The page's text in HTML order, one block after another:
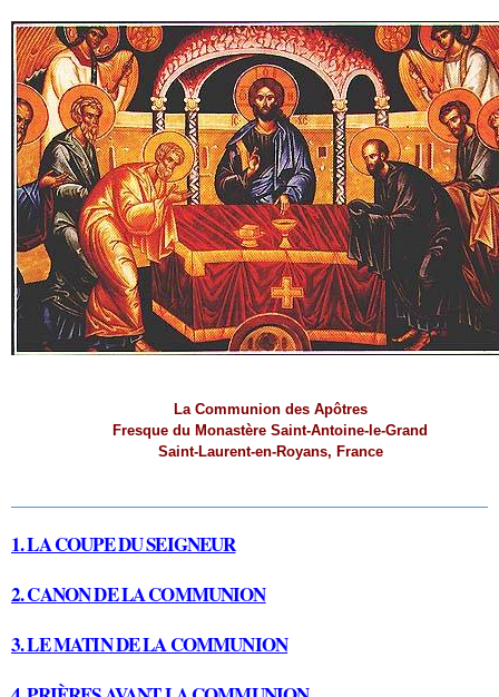
La Communion des Apôtres
Fresque du Monastère Saint-Antoine-le-Grand
Saint-Laurent-en-Royans, France
1. LA COUPE DU SEIGNEUR
2. CANON DE LA COMMUNION
3. LE MATIN DE LA COMMUNION